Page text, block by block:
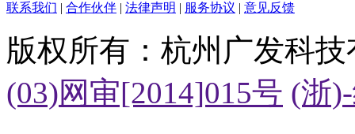
联系我们 | 合作伙伴 | 法律声明 | 服务协议 | 意见反馈
版权所有：杭州广发科
(03)网审[2014]015号 (浙